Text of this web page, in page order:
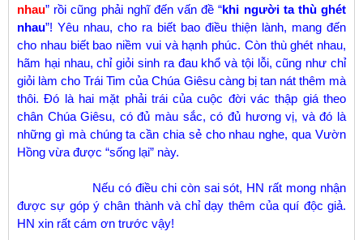
nhau” rồi cũng phải nghĩ đến vấn đề “khi người ta thù ghét
nhau”! Yêu nhau, cho ra biết bao điều thiện lành, mang đến
cho nhau biết bao niềm vui và hạnh phúc. Còn thù ghét nhau,
hãm hại nhau, chỉ giỏi sinh ra đau khổ và tội lỗi, cũng như chỉ
giỏi làm cho Trái Tim của Chúa Giêsu càng bị tan nát thêm mà
thôi. Đó là hai mặt phải trái của cuộc đời vác thập giá theo
chân Chúa Giêsu, có đủ màu sắc, có đủ hương vị, và đó là
những gì mà chúng ta cần chia sẻ cho nhau nghe, qua Vườn
Hồng vừa được “sống lại” này.
Nếu có điều chi còn sai sót, HN rất mong nhận
được sự góp ý chân thành và chỉ dạy thêm của quí độc giả.
HN xin rất cám ơn trước vậy!